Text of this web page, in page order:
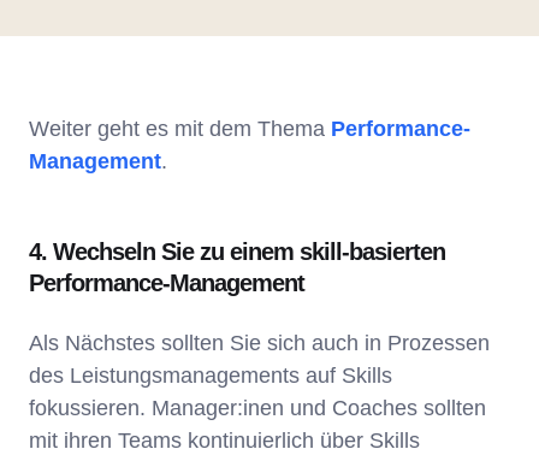
Weiter geht es mit dem Thema Performance-
Management.
4. Wechseln Sie zu einem skill-basierten
Performance-Management
Als Nächstes sollten Sie sich auch in Prozessen
des Leistungsmanagements auf Skills
fokussieren. Manager:inen und Coaches sollten
mit ihren Teams kontinuierlich über Skills